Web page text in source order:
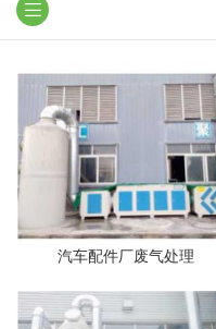
汽车配件厂废气处理